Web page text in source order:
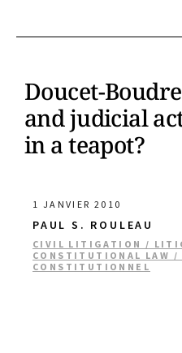
Doucet-
and judicial
in a teapot?
1 JANVIER 2010
PAUL S. ROULEAU
CIVIL LITIGATION /
CONSTITUTIONAL LAW /
CONSTITUTIONNEL